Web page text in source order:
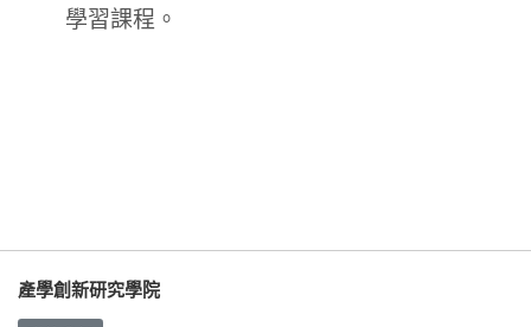
學習課程。
產學創新研究學院